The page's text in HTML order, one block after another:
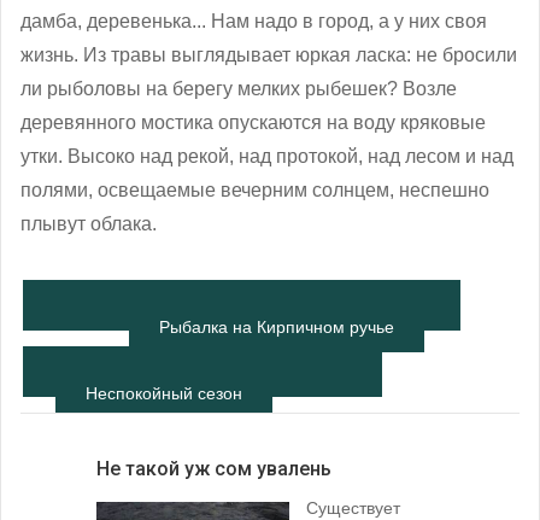
дамба, деревенька... Нам надо в город, а у них своя
жизнь. Из травы выглядывает юркая ласка: не бросили
ли рыболовы на берегу мелких рыбешек? Возле
деревянного мостика опускаются на воду кряковые
утки. Высоко над рекой, над протокой, над лесом и над
полями, освещаемые вечерним солнцем, неспешно
плывут облака.
Рыбалка на Кирпичном ручье
Неспокойный сезон
Не такой уж сом увалень
Существует